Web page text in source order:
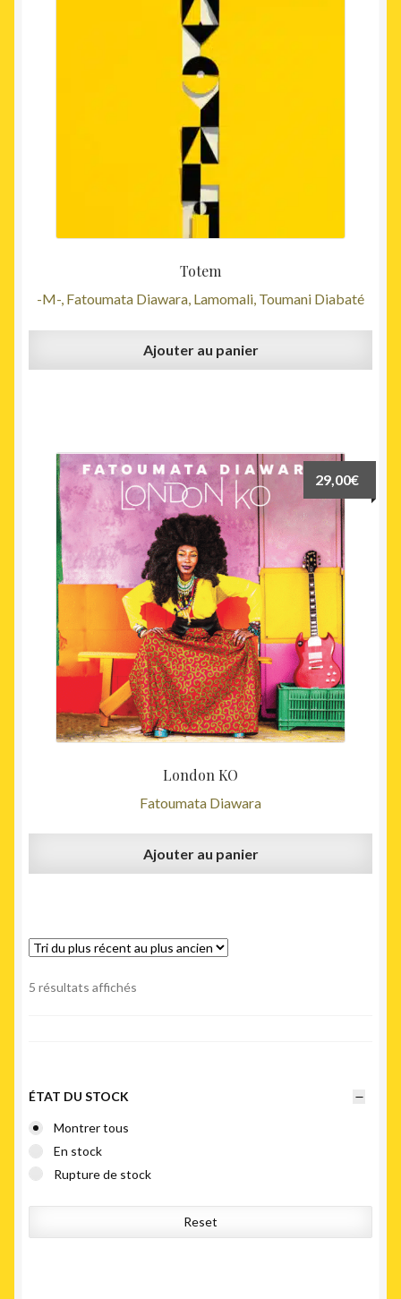
Totem
-M-, Fatoumata Diawara, Lamomali, Toumani Diabaté
Ajouter au panier
London KO
Fatoumata Diawara
29,00€
Ajouter au panier
5 résultats affichés
ÉTAT DU STOCK
Montrer tous
En stock
Rupture de stock
Reset